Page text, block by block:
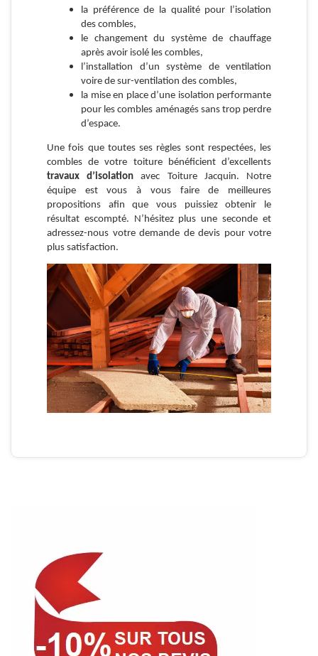
la préférence de la qualité pour l’isolation
des combles,
le changement du système de chauffage
après avoir isolé les combles,
l’installation d’un système de ventilation
voire de sur-ventilation des combles,
la mise en place d’une isolation performante
pour les combles aménagés sans trop perdre
d’espace.
Une fois que toutes ses règles sont respectées, les
combles de votre toiture bénéficient d’excellents
travaux d’isolation avec Toiture Jacquin. Notre
équipe est vous à vous faire de meilleures
propositions afin que vous puissiez obtenir le
résultat escompté. N’hésitez plus une seconde et
adressez-nous votre demande de devis pour votre
plus satisfaction.